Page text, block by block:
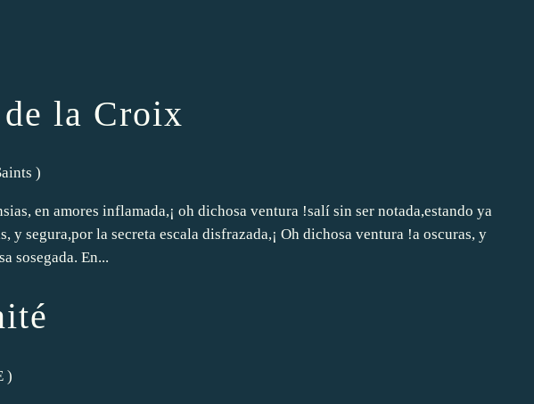
la Croix
)
en amores inflamada,¡ oh dichosa ventura !salí sin ser notada,estando ya
y segura,por la secreta escala disfrazada,¡ Oh dichosa ventura !a oscuras, y
sosegada. En...
)